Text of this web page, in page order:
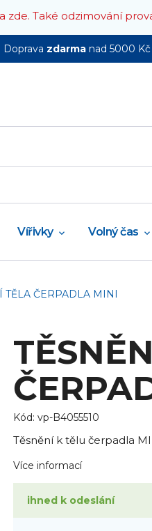
zde. Také odzimování
Doprava zdarmanad 5000 Kč
Vířivky Volný čas
TĚLA ČERPADLA MINI
Kód: vp-B4055510
Těsnění k tělu čerpadla
Více informací
ihned k odeslání